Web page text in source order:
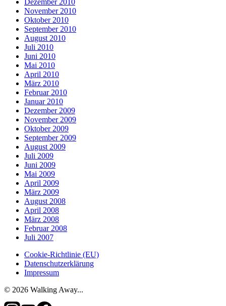
Dezember 2010
November 2010
Oktober 2010
September 2010
August 2010
Juli 2010
Juni 2010
Mai 2010
April 2010
März 2010
Februar 2010
Januar 2010
Dezember 2009
November 2009
Oktober 2009
September 2009
August 2009
Juli 2009
Juni 2009
Mai 2009
April 2009
März 2009
August 2008
April 2008
März 2008
Februar 2008
Juli 2007
Cookie-Richtlinie (EU)
Datenschutzerklärung
Impressum
© 2026 Walking Away...